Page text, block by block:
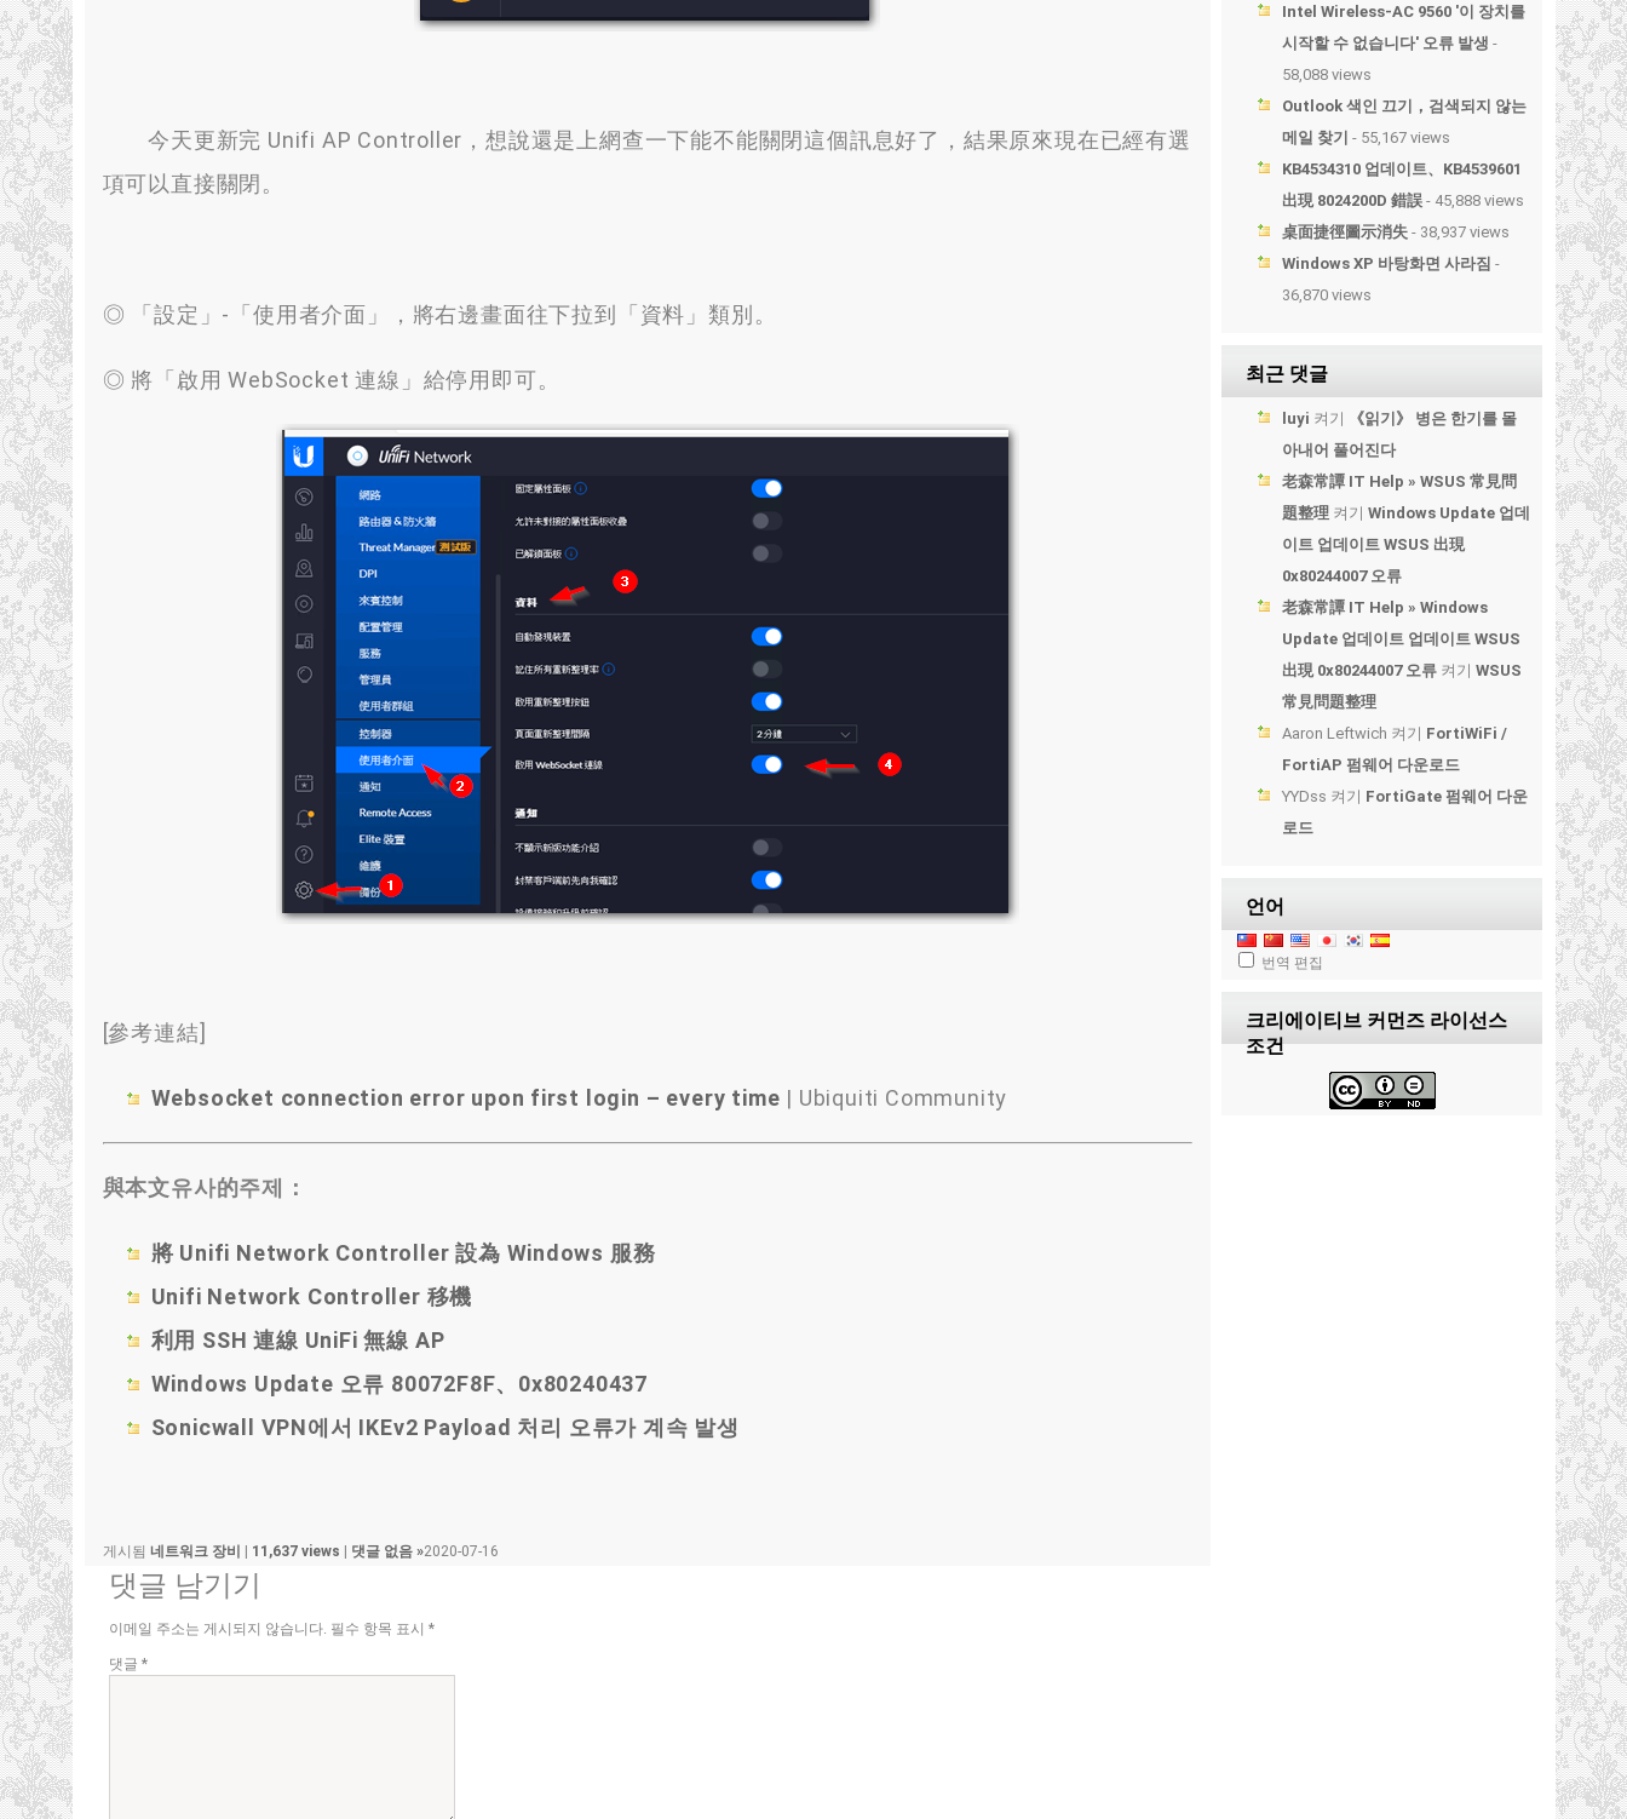
今天更新完 Unifi AP Controller ， 想說還是上網查一下能不能關閉這個訊息好了 ， 結果原來現在已經有選
項可以直接關閉 。
◎ 「設定」-「使用者介面」 ， 將右邊畫面往下拉到「資料」類別 。
◎ 將「啟用 WebSocket 連線」給停用即可。
[參考連結]
Websocket connection error upon first login – every time | Ubiquiti Community
與本文유사的주제：
將 Unifi Network Controller 設為 Windows 服務
Unifi Network Controller 移機
利用 SSH 連線 UniFi 無線 AP
Windows Update 오류 80072F8F、0x80240437
Sonicwall VPN에서 IKEv2 Payload 처리 오류가 계속 발생
게시됨 네트워크 장비 11,637 views 댓글 없음 »2020-07-16
댓글 남기기
이메일 주소는 게시되지 않습니다. 필수 항목 표시 *
댓글 *
Intel Wireless-AC 9560 '이 장치를
시작할 수 없습니다' 오류 발생 -
58,088 views
Outlook 색인 끄기，검색되지 않는
메일 찾기 - 55,167 views
KB4534310 업데이트、KB4539601
出現 8024200D 錯誤 - 45,888 views
桌面捷徑圖示消失 - 38,937 views
Windows XP 바탕화면 사라짐 -
36,870 views
최근 댓글
luyi 켜기
《읽기》 병은 한기를 몰
아내어 풀어진다
老森常譚 IT Help » WSUS 常見問
題整理 켜기 Windows Update 업데
이트 업데이트 WSUS 出現
0x80244007 오류
老森常譚 IT Help » Windows
Update 업데이트 업데이트 WSUS
出現 0x80244007 오류 켜기 WSUS
常見問題整理
Aaron Leftwich 켜기 FortiWiFi /
FortiAP 펌웨어 다운로드
YYDss 켜기 FortiGate 펌웨어 다운
로드
언어
번역 편집
크리에이티브 커먼즈 라이선스
조건